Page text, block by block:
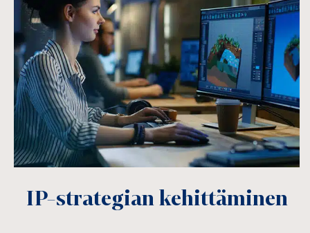
IP-strategian kehittäminen